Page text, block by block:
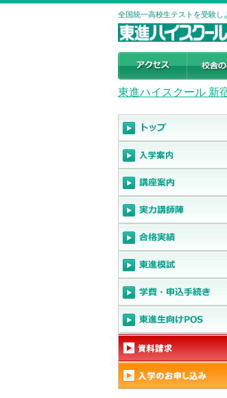
全国統一高校生テストを受験
東進ハイスクール 新